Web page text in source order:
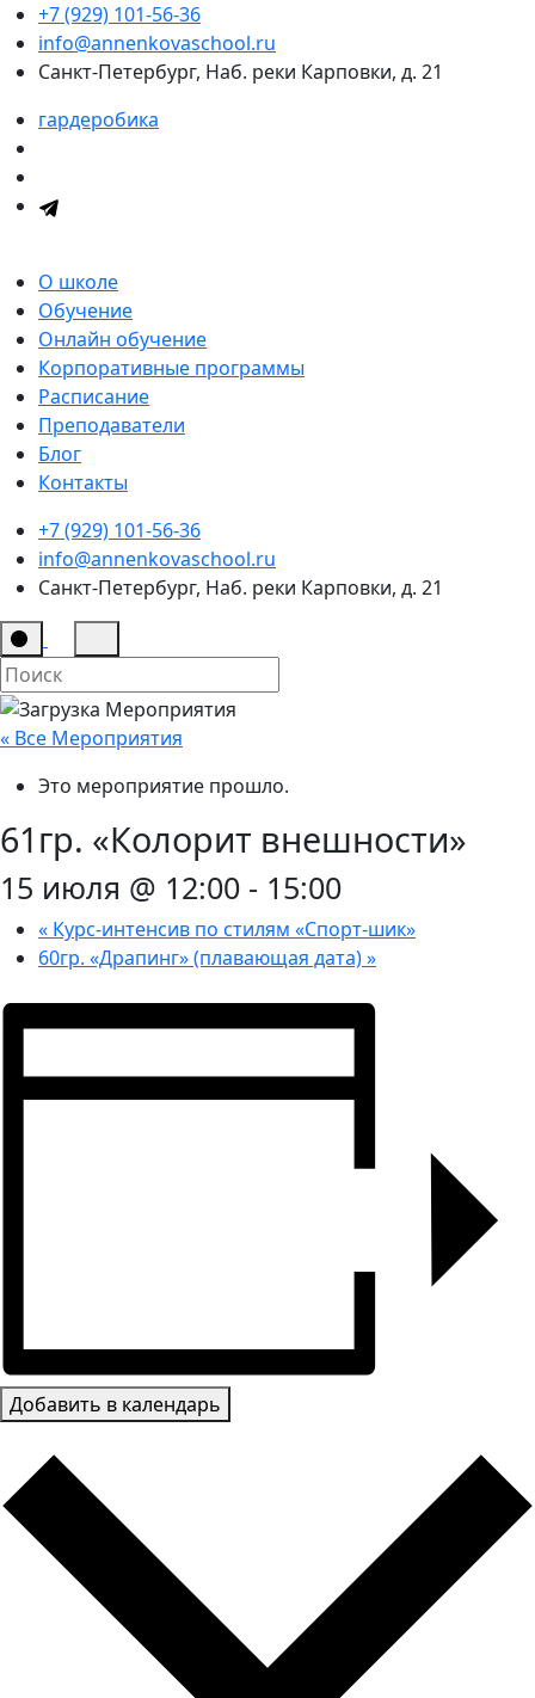
+7 (929) 101-56-36
info@annenkovaschool.ru
Санкт-Петербург, Наб. реки Карповки, д. 21
гардеробика
О школе
Обучение
Онлайн обучение
Корпоративные программы
Расписание
Преподаватели
Блог
Контакты
+7 (929) 101-56-36
info@annenkovaschool.ru
Санкт-Петербург, Наб. реки Карповки, д. 21
« Все Мероприятия
Это мероприятие прошло.
61гр. «Колорит внешности»
15 июля @ 12:00 - 15:00
« Курс-интенсив по стилям «Спорт-шик»
60гр. «Драпинг» (плавающая дата)»
Добавить в календарь